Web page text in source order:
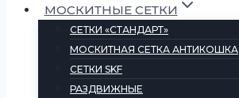
МОСКИТНЫЕ СЕТКИ
СЕТКИ «СТАНДАРТ»
МОСКИТНАЯ СЕТКА АНТИКОШКА
СЕТКИ SKF
РАЗДВИЖНЫЕ